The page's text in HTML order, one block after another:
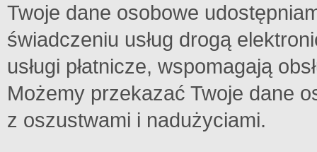
Twoje dane osobowe
świadczeniu usług drogą
usługi płatnicze, wspomagają
Możemy przekazać Twoje dane
z oszustwami i nadużyciami.